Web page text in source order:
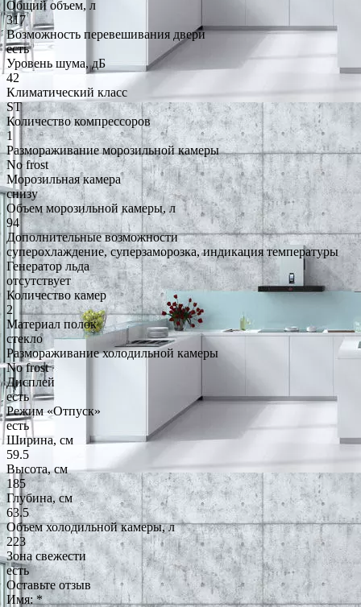
Общий объем, л
317
Возможность перевешивания двери
есть
Уровень шума, дБ
42
Климатический класс
ST
Количество компрессоров
1
Размораживание морозильной камеры
No frost
Морозильная камера
снизу
Объем морозильной камеры, л
94
Дополнительные возможности
суперохлаждение, суперзаморозка, индикация температуры
Генератор льда
отсутствует
Количество камер
2
Материал полок
стекло
Размораживание холодильной камеры
No frost
Дисплей
есть
Режим «Отпуск»
есть
Ширина, см
59.5
Высота, см
185
Глубина, см
63.5
Объем холодильной камеры, л
223
Зона свежести
есть
Оставьте отзыв
Имя:*